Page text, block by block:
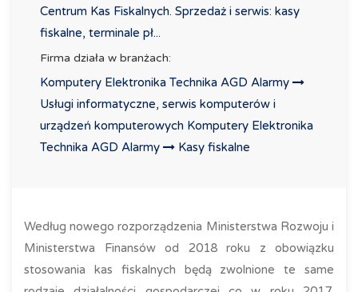
Centrum Kas Fiskalnych. Sprzedaż i serwis: kasy
fiskalne, terminale pł...
Firma działa w branżach:
Komputery Elektronika Technika AGD Alarmy
Usługi informatyczne, serwis komputerów i
urządzeń komputerowych Komputery Elektronika
Technika AGD Alarmy
Kasy fiskalne
Według nowego rozporządzenia Ministerstwa Rozwoju i
Ministerstwa Finansów od 2018 roku z obowiązku
stosowania kas fiskalnych będą zwolnione te same